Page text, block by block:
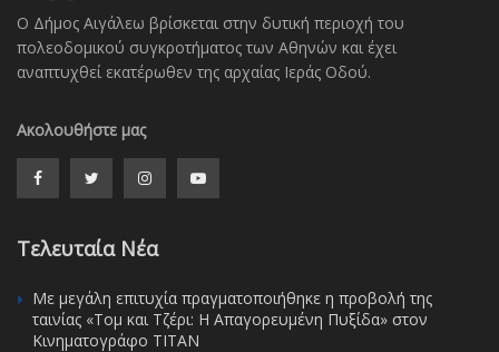
Ο Δήμος Αιγάλεω βρίσκεται στην δυτική περιοχή του
πολεοδομικού συγκροτήματος των Αθηνών και έχει
αναπτυχθεί εκατέρωθεν της αρχαίας Ιεράς Οδού.
Ακολουθήστε μας
Τελευταία Νέα
Με μεγάλη επιτυχία πραγματοποιήθηκε η προβολή της
ταινίας «Τομ και Τζέρι: Η Απαγορευμένη Πυξίδα» στον
Κινηματογράφο ΤΙΤΑΝ